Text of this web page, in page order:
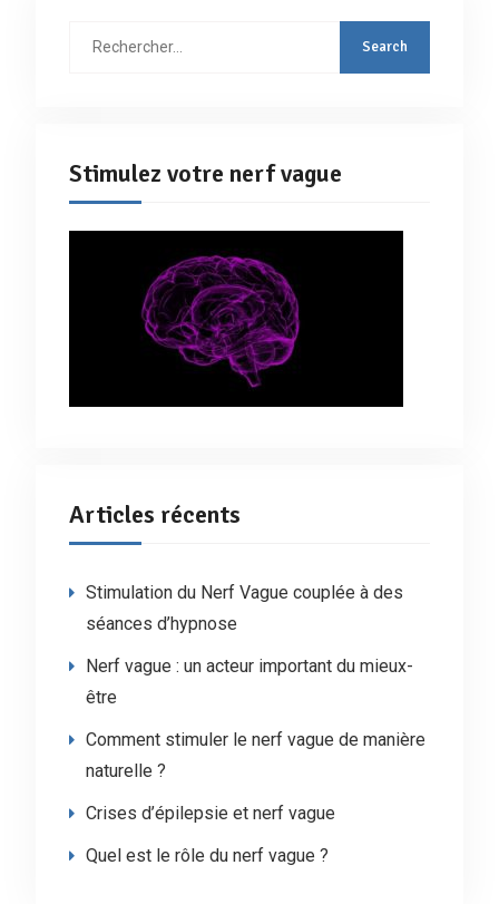
Stimulez votre nerf vague
Articles récents
Stimulation du Nerf Vague couplée à des
séances d’hypnose
Nerf vague : un acteur important du mieux-
être
Comment stimuler le nerf vague de manière
naturelle ?
Crises d’épilepsie et nerf vague
Quel est le rôle du nerf vague ?